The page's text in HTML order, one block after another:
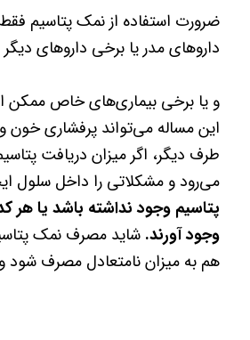
ضرورت استفاده از نمک پتاسیم
داروهای مدر یا برخی داروهای دیگر
و یا برخی بیماری‌های خاص ممکن
این مساله می‌تواند پرفشاری خون
طرف دیگر، اگر میزان دریافت
می‌رود و مشکلاتی را داخل سلول
پتاسیم وجود نداشته باشد یا هر
وجود آورند. شاید مصرف نمک
هم به میزان نامتعادل مصرف شود و